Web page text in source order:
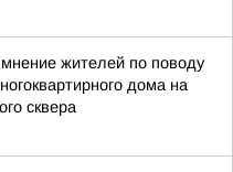
жителей по поводу
дома на
сквера